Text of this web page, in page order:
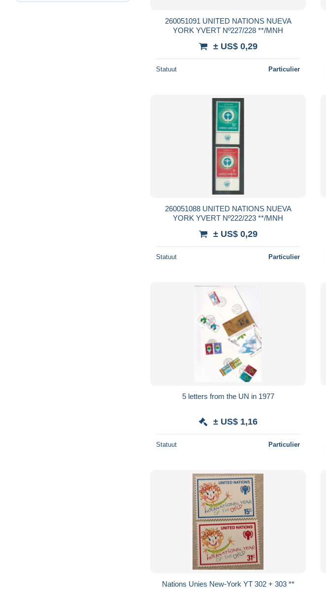
260051091 UNITED NATIONS NUEVA
YORK YVERT Nº227/228 **/MNH
± US$ 0,29
Statuut Particulier
260051088 UNITED NATIONS NUEVA
YORK YVERT Nº222/223 **/MNH
± US$ 0,29
Statuut Particulier
5 letters from the UN in 1977
± US$ 1,16
Statuut Particulier
Nations Unies New-York YT 302 + 303 **